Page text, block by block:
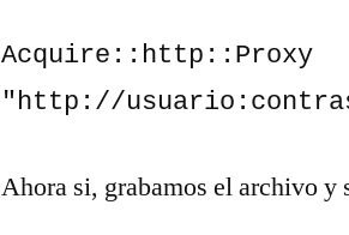
Acquire::http::Proxy
"http://
Ahora si, grabamos el archivo y